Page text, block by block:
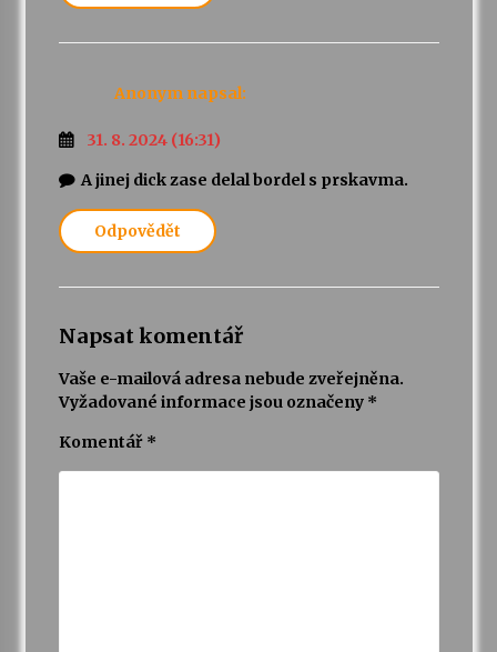
Anonym napsal:
31. 8. 2024 (16:31)
A jinej dick zase delal bordel s prskavma.
Odpovědět
Napsat komentář
Vaše e-mailová adresa nebude zveřejněna.
Vyžadované informace jsou označeny *
Komentář *